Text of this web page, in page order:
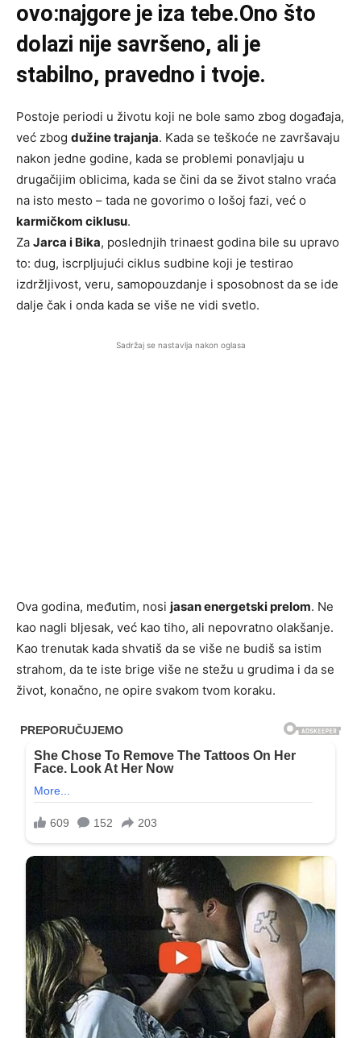
ovo:najgore je iza tebe.Ono što
dolazi nije savršeno, ali je
stabilno, pravedno i tvoje.
Postoje periodi u životu koji ne bole samo zbog događaja,
već zbog dužine trajanja. Kada se teškoće ne završavaju
nakon jedne godine, kada se problemi ponavljaju u
drugačijim oblicima, kada se čini da se život stalno vraća
na isto mesto – tada ne govorimo o lošoj fazi, već o
karmičkom ciklusu.
Za Jarca i Bika, poslednjih trinaest godina bile su upravo
to: dug, iscrpljujući ciklus sudbine koji je testirao
izdržljivost, veru, samopouzdanje i sposobnost da se ide
dalje čak i onda kada se više ne vidi svetlo.
Sadržaj se nastavlja nakon oglasa
Ova godina, međutim, nosi jasan energetski prelom. Ne
kao nagli bljesak, već kao tiho, ali nepovratno olakšanje.
Kao trenutak kada shvatiš da se više ne budiš sa istim
strahom, da te iste brige više ne stežu u grudima i da se
život, konačno, ne opire svakom tvom koraku.